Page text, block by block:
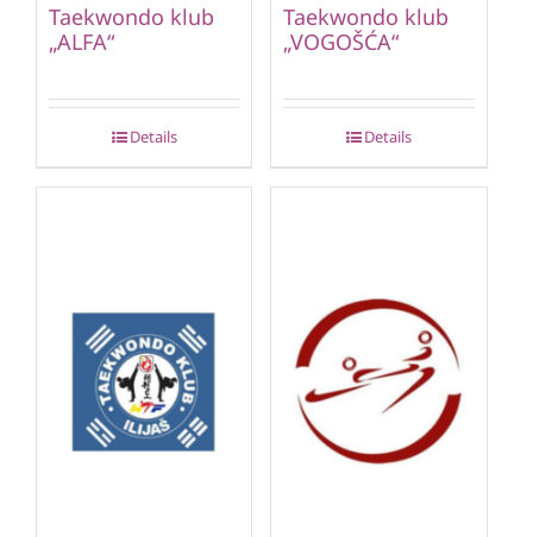
Taekwondo klub
„ALFA“
Details
Taekwondo klub
„VOGOŠĆA“
Details